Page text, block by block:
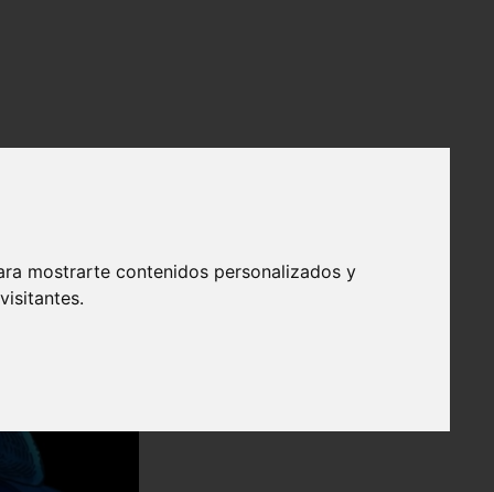
mostrarte contenidos personalizados y